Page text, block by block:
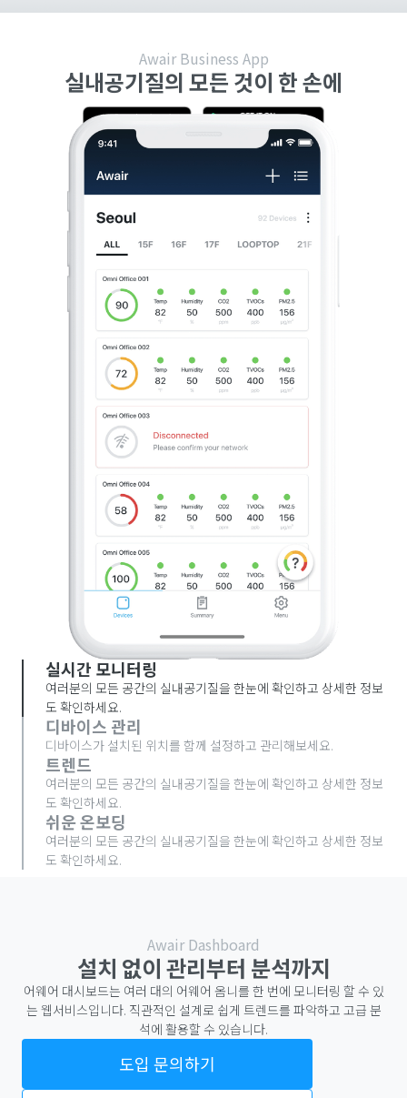
Awair Business App
실내공기질의 모든 것이 한 손에
실시간 모니터링
여러분의 모든 공간의 실내공기질을 한눈에 확인하고 상세한 정보
도 확인하세요.
디바이스 관리
디바이스가 설치된 위치를 함께 설정하고 관리해보세요.
트렌드
여러분의 모든 공간의 실내공기질을 한눈에 확인하고 상세한 정보
도 확인하세요.
쉬운 온보딩
여러분의 모든 공간의 실내공기질을 한눈에 확인하고 상세한 정보
도 확인하세요.
Awair Dashboard
설치 없이 관리부터 분석까지
어웨어 대시보드는 여러 대의 어웨어 옴니를 한 번에 모니터링 할 수 있
는 웹서비스입니다. 직관적인 설계로 쉽게 트렌드를 파악하고 고급 분
석에 활용할 수 있습니다.
도입 문의하기